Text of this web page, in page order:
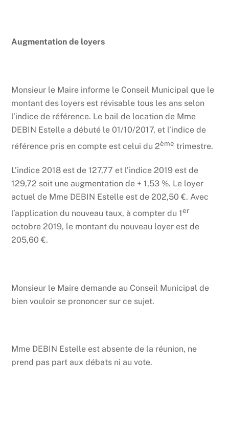
Augmentation de loyers
Monsieur le Maire informe le Conseil Municipal que le
montant des loyers est révisable tous les ans selon
l’indice de référence. Le bail de location de Mme
DEBIN Estelle a débuté le 01/10/2017, et l’indice de
référence pris en compte est celui du 2ème trimestre.
L’indice 2018 est de 127,77 et l’indice 2019 est de
129,72 soit une augmentation de + 1,53 %. Le loyer
actuel de Mme DEBIN Estelle est de 202,50 €. Avec
l’application du nouveau taux, à compter du 1er
octobre 2019, le montant du nouveau loyer est de
205,60 €.
Monsieur le Maire demande au Conseil Municipal de
bien vouloir se prononcer sur ce sujet.
Mme DEBIN Estelle est absente de la réunion, ne
prend pas part aux débats ni au vote.